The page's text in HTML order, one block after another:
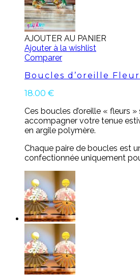
AJOUTER AU PANIER
Ajouter à la wishlist
Comparer
Boucles d’oreille
18.00 €
Ces boucles d’oreille « fleurs
accompagner votre tenue
en argile polymère.
Chaque paire de boucles est
confectionnée uniquement